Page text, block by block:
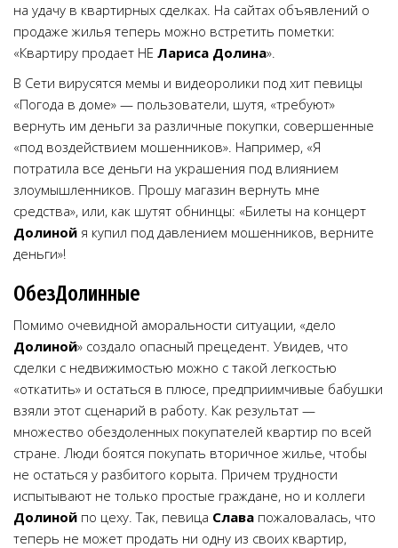
на удачу в квартирных сделках. На сайтах объявлений о
продаже жилья теперь можно встретить пометки:
«Квартиру продает НЕ Лариса Долина».
В Сети вирусятся мемы и видеоролики под хит певицы
«Погода в доме» — пользователи, шутя, «требуют»
вернуть им деньги за различные покупки, совершенные
«под воздействием мошенников». Например, «Я
потратила все деньги на украшения под влиянием
злоумышленников. Прошу магазин вернуть мне
средства», или, как шутят обнинцы: «Билеты на концерт
Долиной я купил под давлением мошенников, верните
деньги»!
ОбезДолинные
Помимо очевидной аморальности ситуации, «дело
Долиной» создало опасный прецедент. Увидев, что
сделки с недвижимостью можно с такой легкостью
«откатить» и остаться в плюсе, предприимчивые бабушки
взяли этот сценарий в работу. Как результат —
множество обездоленных покупателей квартир по всей
стране. Люди боятся покупать вторичное жилье, чтобы
не остаться у разбитого корыта. Причем трудности
испытывают не только простые граждане, но и коллеги
Долиной по цеху. Так, певица Слава пожаловалась, что
теперь не может продать ни одну из своих квартир,